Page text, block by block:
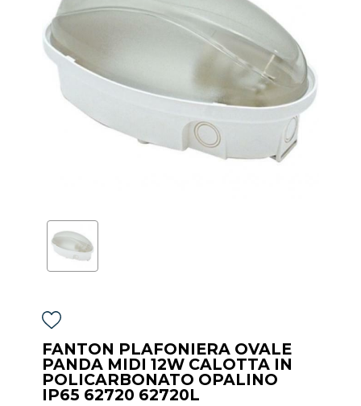
FANTON PLAFONIERA OVALE
PANDA MIDI 12W CALOTTA IN
POLICARBONATO OPALINO
IP65 62720 62720L